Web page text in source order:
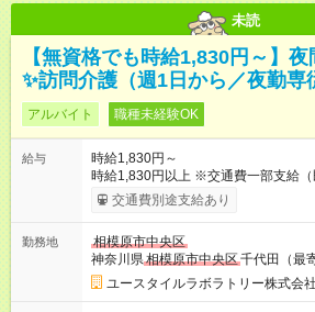
未読
【無資格でも時給1,830円～】
✨訪問介護（週1日から／夜勤専
アルバイト 職種未経験OK
給与
時給1,830円～
時給1,830円以上 ※交通費一部支給（
考慮して決定します 【収入例】 週1回勤務の場合：1,830円×8時
間×4回=5万8,560円 週3回勤務の場合：1,830円×8時間×12回
月 ※ 雇用形態と給与に、本採用時と
用形態：本採用時と同じです。 給与
交通費別途支給あり
勤務地
相模原市中央区
神奈川県相模原市中央区千代田（最
ユースタイルラボラトリー株式会社